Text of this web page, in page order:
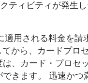
ティビティが発生
用される料金を請
から、カードプロ
、カード・プロセ
きます。 迅速か